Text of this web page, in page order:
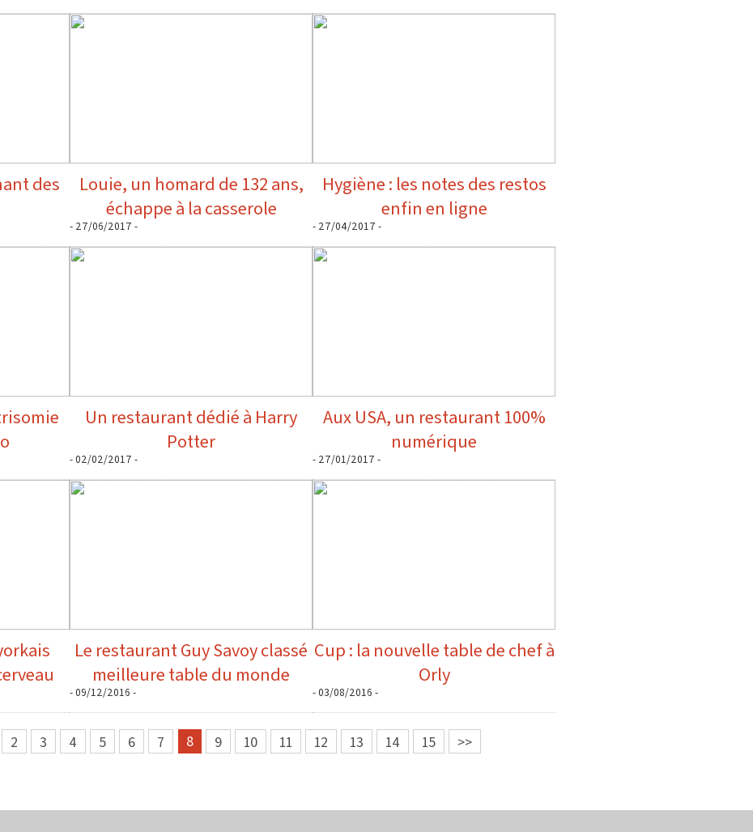
des
Louie, un homard de 132 ans,
échappe à la casserole
- 27/06/2017 -
Hygiène : les notes des restos
enfin en ligne
- 27/04/2017 -
Un restaurant dédié à Harry
Potter
- 02/02/2017 -
Aux USA, un restaurant 100%
numérique
- 27/01/2017 -
Le restaurant Guy Savoy classé
meilleure table du monde
- 09/12/2016 -
Cup : la nouvelle table de chef à
Orly
- 03/08/2016 -
2 3 4 5 6 7 8 9 10 11 12 13 14 15 >>